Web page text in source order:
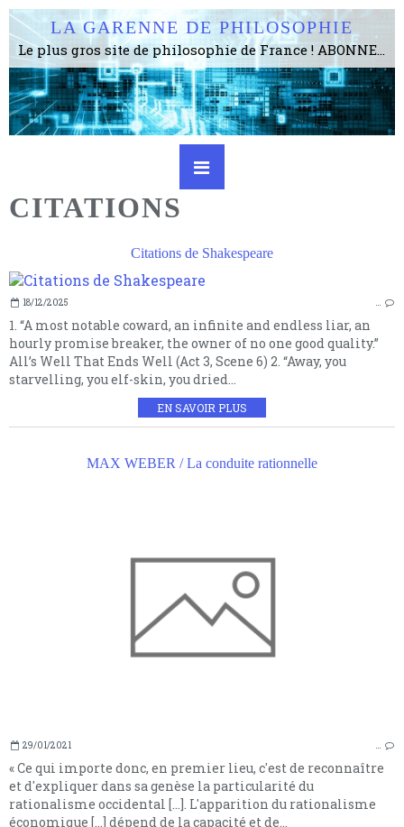
LA GARENNE DE PHILOSOPHIE
Le plus gros site de philosophie de France ! ABONNEZ-VOUS ! 4115 Articles, 1634 abonné·e·s, depuis 2006 . . . . . . . . 2 852 214 pages vues jusqu'à présent. Prestance et être apte à un plus grand nombre de choses.
CITATIONS
Citations de Shakespeare
18/12/2025 …
1. “A most notable coward, an infinite and endless liar, an
hourly promise breaker, the owner of no one good quality.”
All’s Well That Ends Well (Act 3, Scene 6) 2. “Away, you
starvelling, you elf-skin, you dried...
EN SAVOIR PLUS
MAX WEBER / La conduite rationnelle
29/01/2021 …
« Ce qui importe donc, en premier lieu, c'est de reconnaître
et d'expliquer dans sa genèse la particularité du
rationalisme occidental […]. L'apparition du rationalisme
économique […] dépend de la capacité et de...